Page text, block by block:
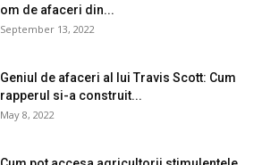
om de afaceri din...
September 13, 2022
Geniul de afaceri al lui Travis Scott: Cum
rapperul si-a construit...
May 8, 2022